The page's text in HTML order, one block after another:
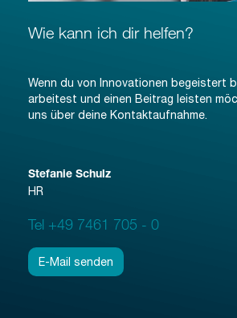
Wie kann ich dir helfen?
Wenn du von Innovationen begeistert
arbeitest und einen Beitrag leisten
uns über deine Kontaktaufnahme.
Stefanie Schulz
HR
Tel +49 7461 705 - 0
E-Mail senden